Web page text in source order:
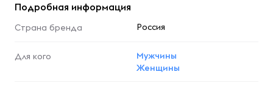
протяжении всей тренировки.
улучшению концентрации и фокуса, что особенно важно
Стимуляция метаболизма:
Rage 2.0 помогает ускорить
обмен веществ, что может способствовать более
Подробная информация
Страна бренда Россия
Для кого
Мужчины
Женщины